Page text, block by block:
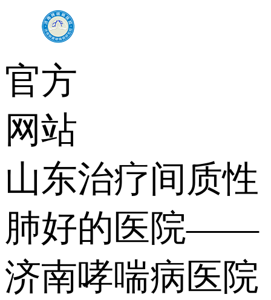
官方
网站
山东治疗间质性
肺好的医院——
济南哮喘病医院